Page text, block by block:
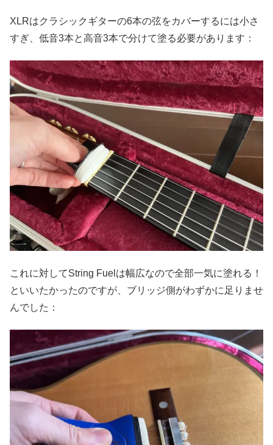
XLRはクラシックギターの6本の弦をカバーするには小さ
すぎ、低音3本と高音3本で分けて塗る必要があります：
これに対してString Fuelは幅広なので全部一気に塗れる！
といいたかったのですが、ブリッジ側がわずかに足りませ
んでした：